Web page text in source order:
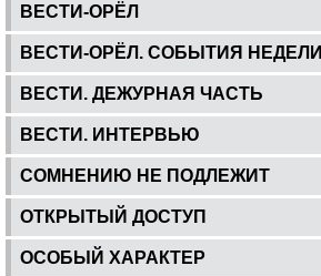
ВЕСТИ-ОРЁЛ
ВЕСТИ-ОРЁЛ. СОБЫТИЯ НЕДЕЛИ
ВЕСТИ. ДЕЖУРНАЯ ЧАСТЬ
ВЕСТИ. ИНТЕРВЬЮ
СОМНЕНИЮ НЕ ПОДЛЕЖИТ
ОТКРЫТЫЙ ДОСТУП
ОСОБЫЙ ХАРАКТЕР